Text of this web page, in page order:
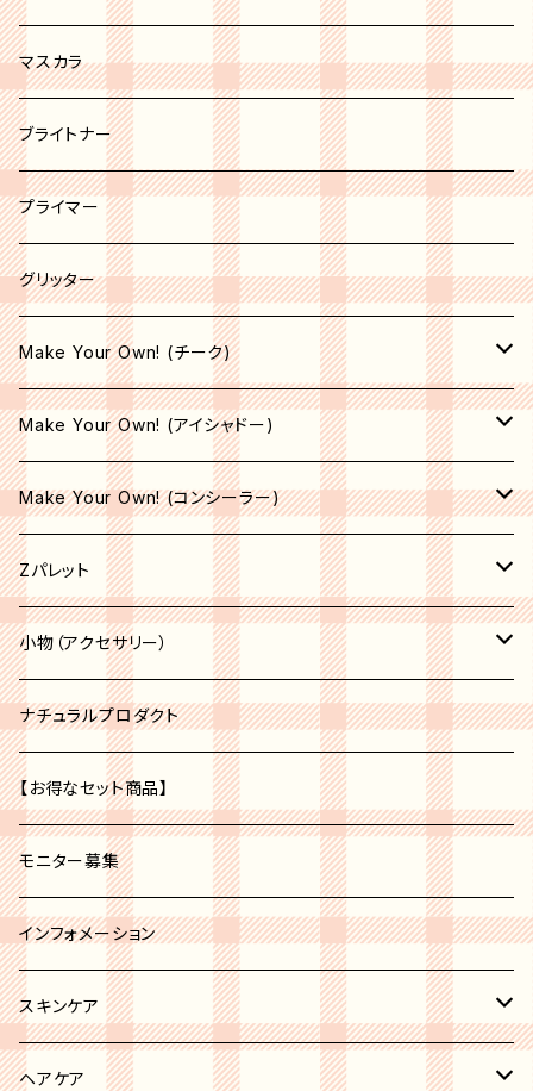
リップライナー
シャドウブラシ
チーク＆パウダーブラシ
ファンデーションブラシ
ライナーブラシ
コンシーラーブラシ
エリートブラシ
リップブラシ
マスカラ
ブライトナー
プライマー
グリッター
Make Your Own! (チーク)
収納空パレット
マット
シマー
サテン
Make Your Own! (アイシャドー)
サテン
オペーク
シア―
セミオペーク
シマー
シア―
オペーク
セミオペーク
マット
シア―
オペーク
セミオペーク
収納空パレット
ベージュ系
ホワイト系
ブラック系
グレー系
ブルー系
Make Your Own! (コンシーラー)
収納空パレット
Zパレット
パレット
アクセサリー
小物（アクセサリー）
コスメオーガナイザー
収納空パレット
ブラシカバー
その他
ナチュラルプロダクト
【お得なセット商品】
モニター募集
インフォメーション
スキンケア
リップトリートメント
ヘアケア